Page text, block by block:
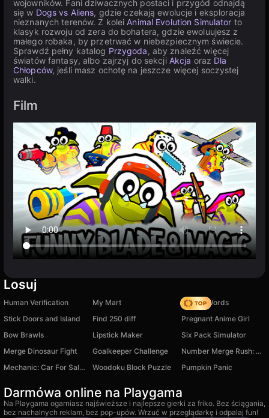
wojowników. Fani dziwacznych postaci i przygód odnajdą
się w Dogs vs Aliens, gdzie czekają ewolucje i eksploracja
nieznanych terenów. Z koleiAnimal Evolution Simulator to
klasyk rozwoju od zera do bohatera, gdzie ewoluujesz z
małego robaka, by przetrwać w niebezpiecznym świecie.
Sprawdź pełny katalog Przygoda, aby znaleźć więcej
światów fantasy, albo zajrzyj do sekcji Akcja oraz Dla
Chłopców, jeśli masz ochotę na jeszcze więcej soczystej
walki.
Film
Losuj
Human Verification My Mart
Simple Words
Stick Doors and Island
Find 250 diff
Pregnant Anime Girl
Bow Brawls
Lipstick Maker
Six Pack Simulator
Merge Dinosaur Fight
Goalkeeper Challenge
Number Merge Rush: 2048 Run
Mechanic: Car For Sale 3D!
Woodoku Block Puzzle Pumpkin Panic
Darmówa online na Playgama
Na Playgama ogarniasz najświeższe i najlepsze gierki za friko. Bez ściągania,
bez nachalnych reklam, bez pop-upów. Wrzuć w przeglądarkę i odpalaj fun!